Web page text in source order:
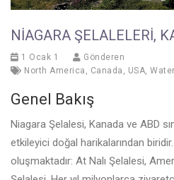
NIAGARA ŞELALELERI,
1 Ocak 1
Gönderen
North America
Canada USA
Genel Bakış
Niagara Şelalesi, Kanada ve ABD
etkileyici doğal harikalarından
oluşmaktadır: At Nalı Şelalesi,